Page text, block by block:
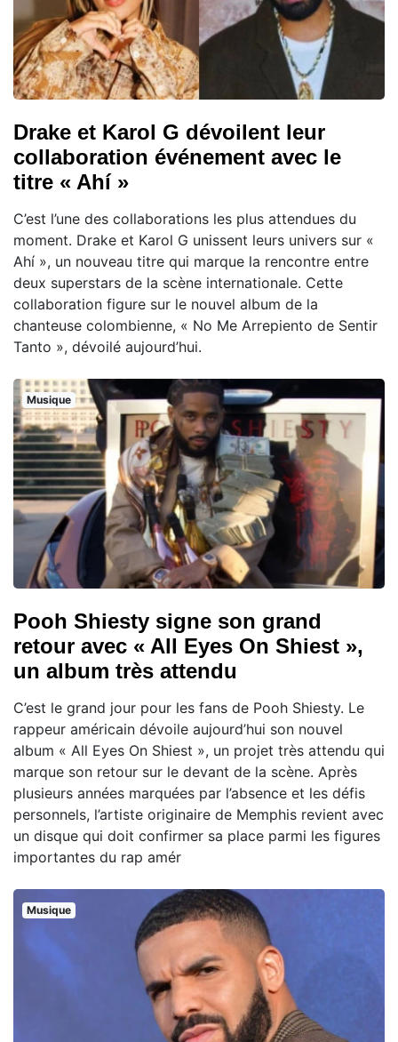
Drake et Karol G dévoilent leur
collaboration événement avec le
titre « Ahí »
C’est l’une des collaborations les plus attendues du
moment. Drake et Karol G unissent leurs univers sur «
Ahí », un nouveau titre qui marque la rencontre entre
deux superstars de la scène internationale. Cette
collaboration figure sur le nouvel album de la
chanteuse colombienne, « No Me Arrepiento de Sentir
Tanto », dévoilé aujourd’hui.
Musique
Pooh Shiesty signe son grand
retour avec « All Eyes On Shiest »,
un album très attendu
C’est le grand jour pour les fans de Pooh Shiesty. Le
rappeur américain dévoile aujourd’hui son nouvel
album « All Eyes On Shiest », un projet très attendu qui
marque son retour sur le devant de la scène. Après
plusieurs années marquées par l’absence et les défis
personnels, l’artiste originaire de Memphis revient avec
un disque qui doit confirmer sa place parmi les figures
importantes du rap amér
Musique